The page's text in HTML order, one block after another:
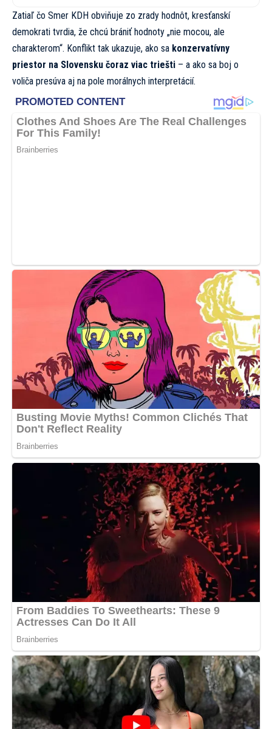
Zatiaľ čo Smer KDH obviňuje zo zrady hodnôt, kresťanskí
demokrati tvrdia, že chcú brániť hodnoty „nie mocou, ale
charakterom“. Konflikt tak ukazuje, ako sa konzervatívny
priestor na Slovensku čoraz viac triešti – a ako sa boj o
voliča presúva aj na pole morálnych interpretácií.